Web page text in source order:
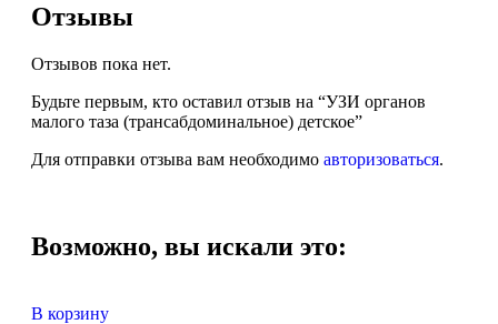
Отзывы
Отзывов пока нет.
Будьте первым, кто оставил отзыв на “УЗИ органов
малого таза (трансабдоминальное) детское”
Для отправки отзыва вам необходимо авторизоваться.
Возможно, вы искали это:
В корзину